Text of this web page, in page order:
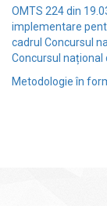
OMTS 224 din
implementare
cadrul Concursul
Concursul
Metodologie în